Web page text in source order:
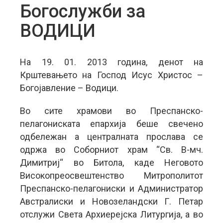
Богослужби за
ВОДИЦИ
На 19. 01. 2013 година, денот на
Крштевањето на Господ Исус Христос –
Богојавление – Водици.
Во сите храмови во Преспанско-
пелагониската епархија беше свечено
одбележан а централната прослава се
одржа во Соборниот храм “Св. В-мч.
Димитриј“ во Битола, каде Неговото
Високопреосвештенство Митрополитот
Преспанско-пелагониски и Администратор
Австралиски и Новозеландски Г. Петар
отслужи Света Архиерејска Литургија, а во